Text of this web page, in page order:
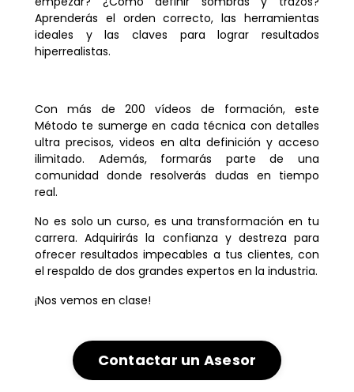
Aprenderás el orden correcto, las herramientas
ideales y las claves para lograr resultados
hiperrealistas.
Con más de 200 vídeos de formación, este
Método te sumerge en cada técnica con detalles
ultra precisos, videos en alta definición y acceso
ilimitado. Además, formarás parte de una
comunidad donde resolverás dudas en tiempo
real.
No es solo un curso, es una transformación en tu
carrera. Adquirirás la confianza y destreza para
ofrecer resultados impecables a tus clientes, con
el respaldo de dos grandes expertos en la industria.
¡Nos vemos en clase!
Contactar un Asesor